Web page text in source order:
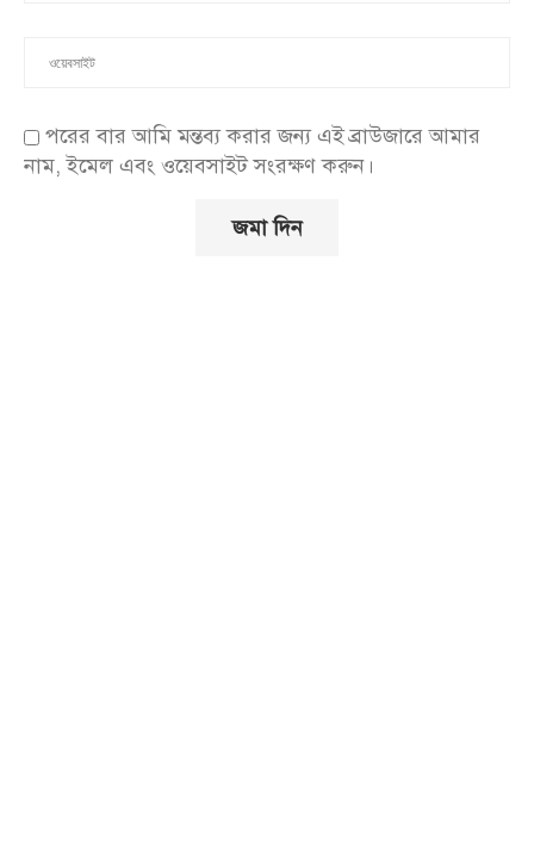
পরের বার আমি মন্তব্য করার জন্য এই ব্রাউজারে আমার
নাম, ইমেল এবং ওয়েবসাইট সংরক্ষণ করুন।